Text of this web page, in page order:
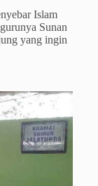
Islam
Sunan
yang ingin